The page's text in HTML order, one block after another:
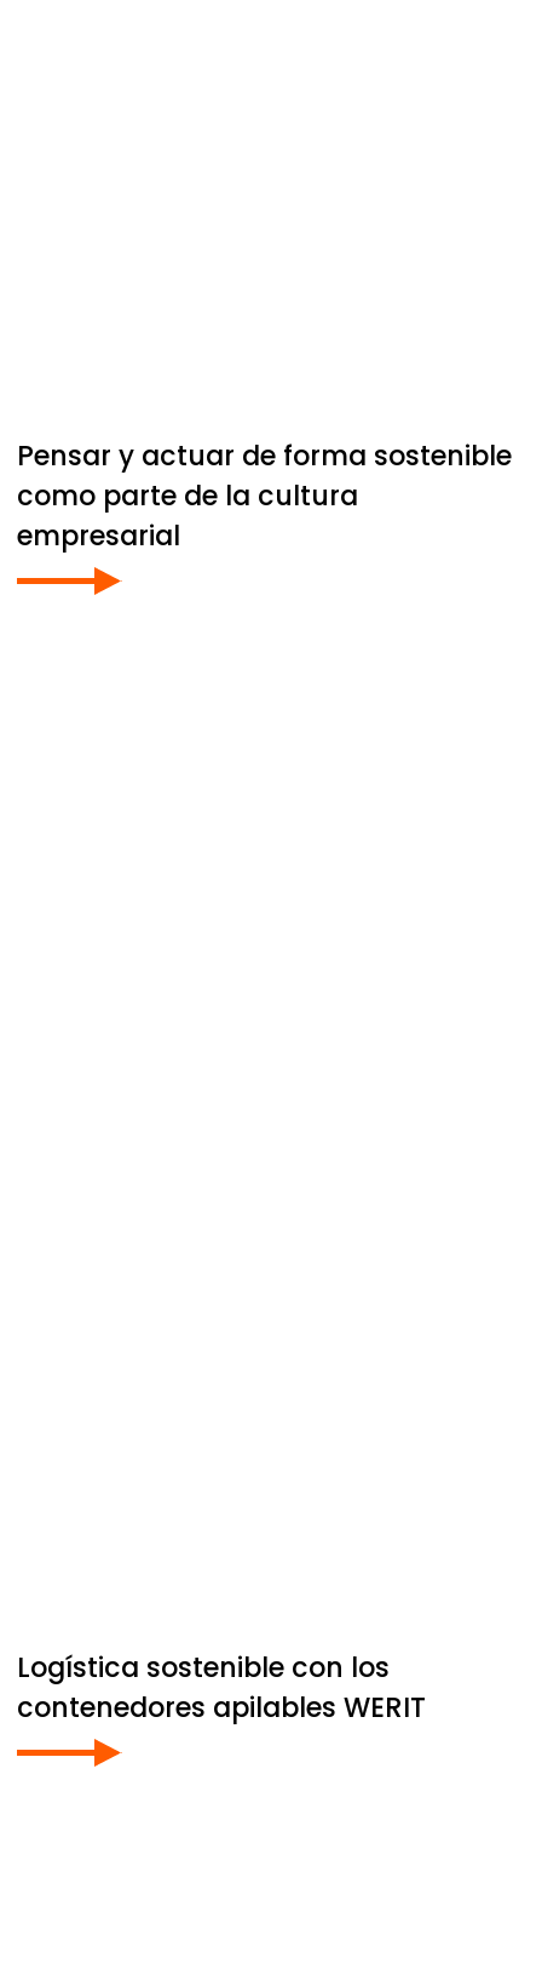
Pensar y actuar de forma sostenible
como parte de la cultura
empresarial
Logística sostenible con los
contenedores apilables WERIT